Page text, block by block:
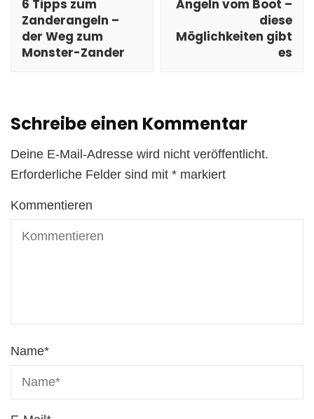
6 Tipps zum
Zanderangeln –
der Weg zum
Monster-Zander
Angeln vom Boot –
diese
Möglichkeiten gibt
es
Schreibe einen Kommentar
Deine E-Mail-Adresse wird nicht veröffentlicht.
Erforderliche Felder sind mit * markiert
Kommentieren
Name*